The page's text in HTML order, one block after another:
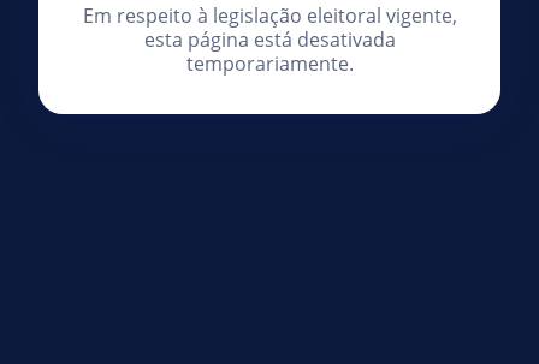
Em respeito à legislação eleitoral vigente,
esta página está desativada
temporariamente.